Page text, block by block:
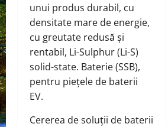
unui produs durabil, cu
densitate mare de energie,
cu greutate redusă și
rentabil, Li-Sulphur (Li-S)
solid-state. Baterie (SSB),
pentru piețele de baterii
EV.
Cererea de soluții de baterii